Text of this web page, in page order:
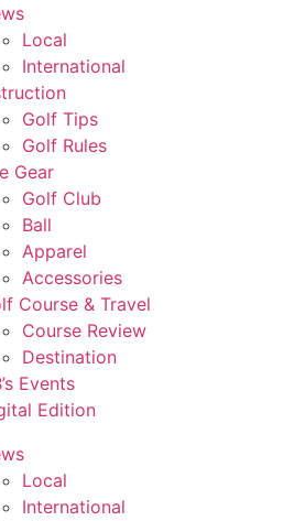
Local
International
Golf Tips
Golf Rules
Gear
Golf Club
Ball
Apparel
Accessories
Course & Travel
Course Review
Destination
Events
Edition
Local
International